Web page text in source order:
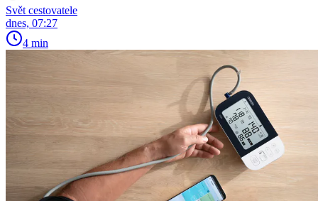
Svět cestovatele
dnes, 07:27
4 min